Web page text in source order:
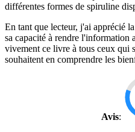
différentes formes de spiruline
En tant que lecteur, j'ai apprécié
sa capacité à rendre l'information
vivement ce livre à tous ceux qui
souhaitent en comprendre les
Avis: